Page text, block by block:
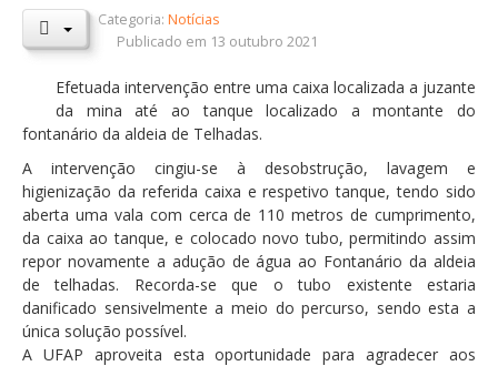
Orçamentos / PPI / PPA
DESTAQUES
Notícias
Sondagens
ZêzereTV
SERVIÇOS
A Minha Rua
Categoria:Notícias
Publicado em 13 outubro 2021
Efetuada intervenção entre uma caixa localizada a juzante
da mina até ao tanque localizado a montante do
fontanário da aldeia de Telhadas.
A intervenção cingiu-se à desobstrução, lavagem e
higienização da referida caixa e respetivo tanque, tendo sido
aberta uma vala com cerca de 110 metros de cumprimento,
da caixa ao tanque, e colocado novo tubo, permitindo assim
repor novamente a adução de água ao Fontanário da aldeia
de telhadas. Recorda-se que o tubo existente estaria
danificado sensivelmente a meio do percurso, sendo esta a
única solução possível.
A UFAP aproveita esta oportunidade para agradecer aos